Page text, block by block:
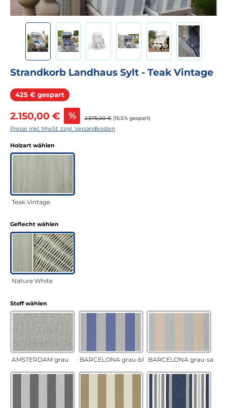
Strandkorb Landhaus Sylt - Teak Vintage
425 € gespart Rabatt
Verkaufspreis:
2.150,00 € % Regulärer Preis:
2.575,00 € (16.5% gespart)
Preise inkl. MwSt. zzgl. Versandkosten
Holzart wählen
Teak Vintage
Geflecht wählen
Nature White
Stoff wählen
AMSTERDAM grau BARCELONA grau-blauBARCELONA grau-sand